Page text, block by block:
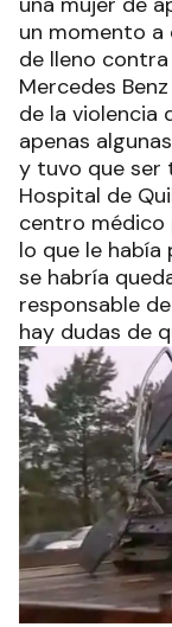
un momento
de lleno
Mercedes
de la violencia
apenas
y tuvo que ser
Hospital de
centro médico
lo que le había
se habría
responsable
hay dudas de